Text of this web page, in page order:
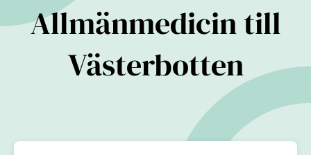
Allmänmedicin till
Västerbotten